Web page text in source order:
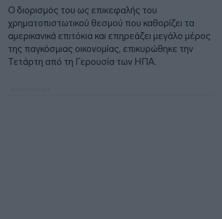
Ο διορισμός του ως επικεφαλής του
χρηματοπιστωτικού θεσμού που καθορίζει τα
αμερικανικά επιτόκια και επηρεάζει μεγάλο μέρος
της παγκόσμιας οικονομίας, επικυρώθηκε την
Τετάρτη από τη Γερουσία των ΗΠΑ.